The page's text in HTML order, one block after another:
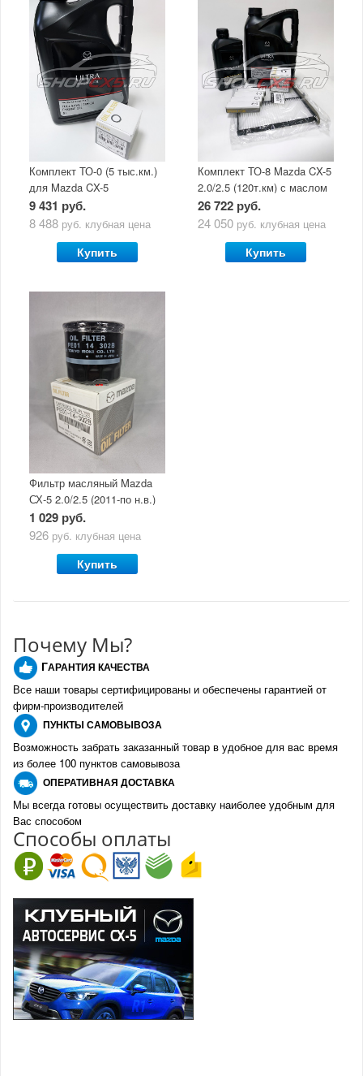
Комплект ТО-0 (5 тыс.км.)
для Mazda CX-5
(двигатель 2.0/2.5) с
маслом Mazda Original Oil
9 431 руб.
8 488 руб. клубная цена
Купить
Комплект ТО-8 Mazda CX-5
2.0/2.5 (120т.км) с маслом
Mazda Original Oil Ultra
5W30
26 722 руб.
24 050 руб. клубная цена
Купить
Фильтр масляный Mazda
СХ-5 2.0/2.5 (2011-по н.в.)
1 029 руб.
926 руб. клубная цена
Купить
Почему Мы?
ГАРАНТИЯ КАЧЕСТВА
Все наши товары сертифицированы и обеспечены гарантией от
фирм-производителей
ПУНКТЫ САМОВЫВОЗА
Возможность забрать заказанный товар в удобное для вас время
из более 100 пунктов самовывоза
ОПЕРАТИВНАЯ ДОСТАВКА
Мы всегда готовы осуществить доставку наиболее удобным для
Вас способом
Способы оплаты